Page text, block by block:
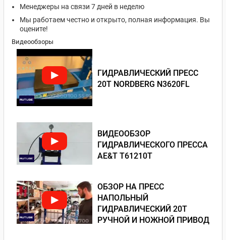
Менеджеры на связи 7 дней в неделю
Мы работаем честно и открыто, полная информация. Вы
оцените!
Видеообзоры
ГИДРАВЛИЧЕСКИЙ ПРЕСС
20Т NORDBERG N3620FL
ВИДЕООБЗОР
ГИДРАВЛИЧЕСКОГО ПРЕССА
AE&T T61210T
ОБЗОР НА ПРЕСС
НАПОЛЬНЫЙ
ГИДРАВЛИЧЕСКИЙ 20Т
РУЧНОЙ И НОЖНОЙ ПРИВОД